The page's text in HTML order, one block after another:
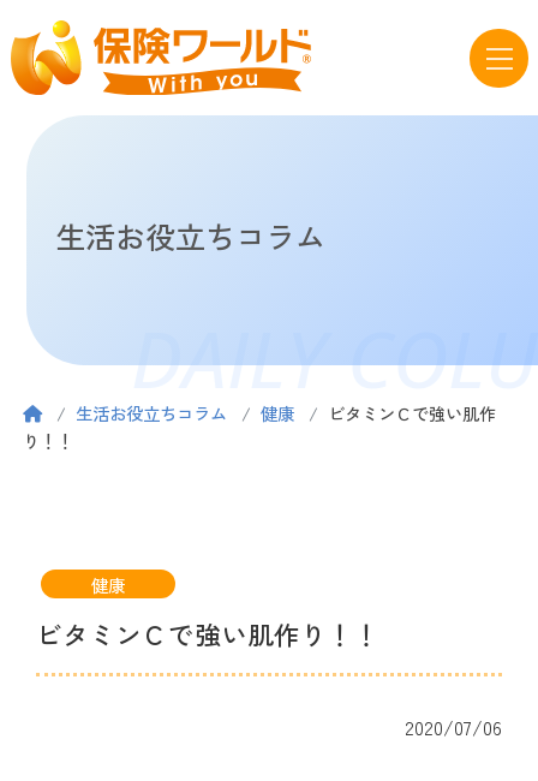
生活お役立ちコラム
DAILY
生活お役立ちコラム 健康
ビタミンＣで強い肌作
り！！
健康
ビタミンＣで強い肌作り！！
2020/07/06